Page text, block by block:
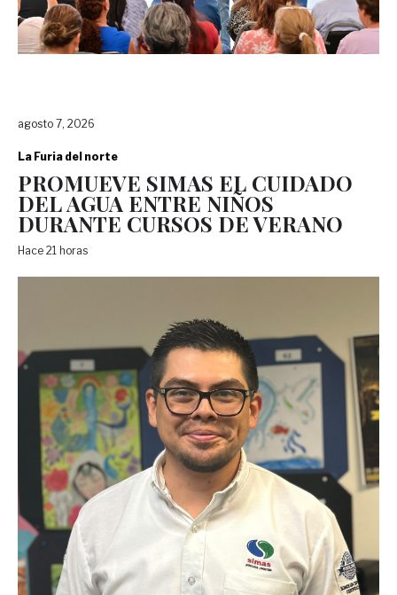
agosto 7, 2026
La Furia del norte
PROMUEVE SIMAS EL CUIDADO
DEL AGUA ENTRE NIÑOS
DURANTE CURSOS DE VERANO
Hace 21 horas